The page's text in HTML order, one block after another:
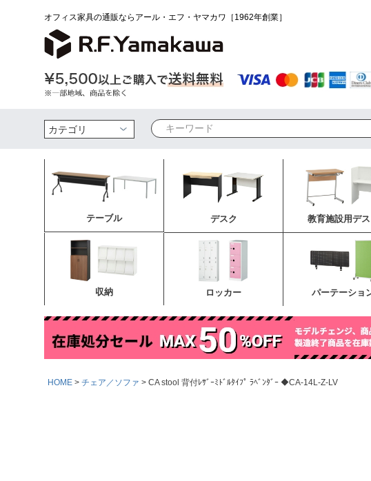
オフィス家具の通販ならアール・エフ・ヤマカワ［1962年創業］
検索
テーブル デスク 教育施設用デ
収納 ロッカー パーテーショ
HOME チェア／ソファ CA stool 背付ﾚｻﾞｰﾐﾄﾞﾙﾀｲﾌﾟ ﾗﾍﾞﾝﾀﾞｰ ◆CA-14L-Z-LV